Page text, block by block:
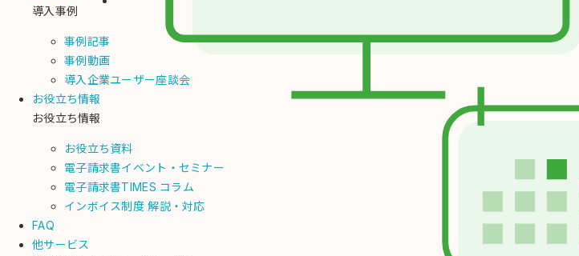
導入事例
事例記事
事例動画
導入企業ユーザー座談会
お役立ち情報
お役立ち情報
お役立ち資料
電子請求書イベント・セミナー
電子請求書TIMES コラム
インボイス制度 解説・対応
FAQ
他サービス